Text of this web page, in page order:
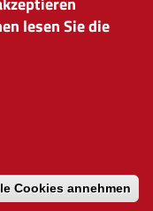
lesen Sie die
Cookies annehmen